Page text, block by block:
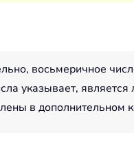
восьмеричное
указывает,
в дополнительном